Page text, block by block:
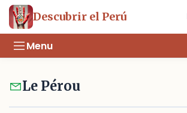
Descubrir el Perú
Menu
Le Pérou